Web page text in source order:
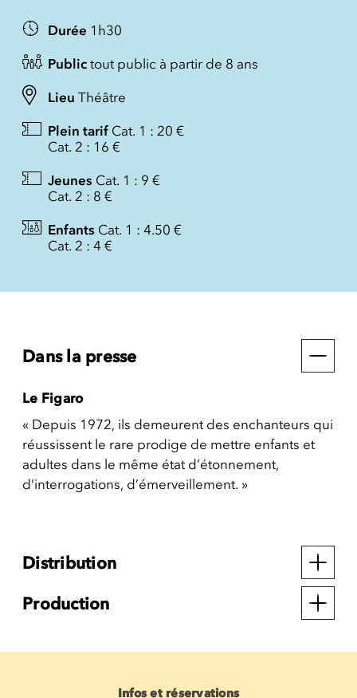
Durée 1h30
Public tout public à partir de 8 ans
Lieu Théâtre
Plein tarif Cat. 1 : 20 €
Cat. 2 : 16 €
Jeunes Cat. 1 : 9 €
Cat. 2 : 8 €
Enfants Cat. 1 : 4.50 €
Cat. 2 : 4 €
Dans la presse
Le Figaro
« Depuis 1972, ils demeurent des enchanteurs qui
réussissent le rare prodige de mettre enfants et
adultes dans le même état d’étonnement,
d’interrogations, d’émerveillement. »
Distribution
Production
Infos et réservations